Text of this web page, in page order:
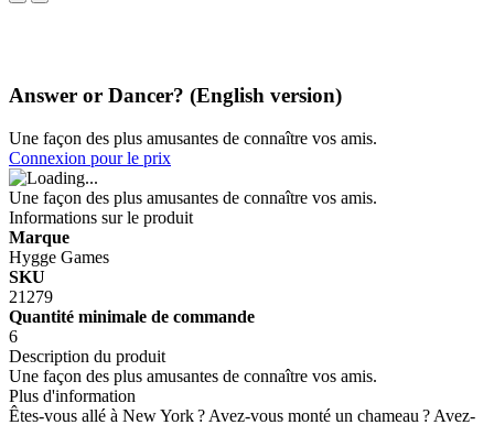
Answer or Dancer? (English version)
Une façon des plus amusantes de connaître vos amis.
Connexion pour le prix
Une façon des plus amusantes de connaître vos amis.
Informations sur le produit
Marque
Hygge Games
SKU
21279
Quantité minimale de commande
6
Description du produit
Une façon des plus amusantes de connaître vos amis.
Plus d'information
Êtes-vous allé à New York ? Avez-vous monté un chameau ? Avez-